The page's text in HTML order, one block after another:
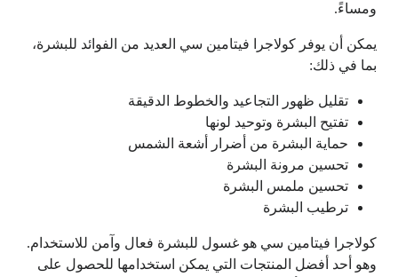
ومساءً.
يمكن أن يوفر كولاجرا فيتامين سي العديد من الفوائد للبشرة،
بما في ذلك:
تقليل ظهور التجاعيد والخطوط الدقيقة
تفتيح البشرة وتوحيد لونها
حماية البشرة من أضرار أشعة الشمس
تحسين مرونة البشرة
تحسين ملمس البشرة
ترطيب البشرة
كولاجرا فيتامين سي هو غسول للبشرة فعال وآمن للاستخدام.
وهو أحد أفضل المنتجات التي يمكن استخدامها للحصول على